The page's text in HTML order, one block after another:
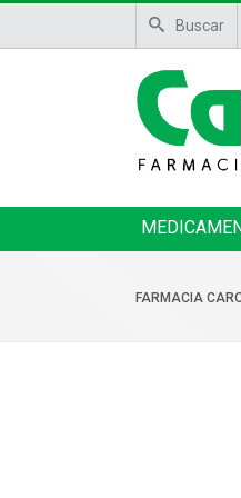
Buscar
FARMACIA